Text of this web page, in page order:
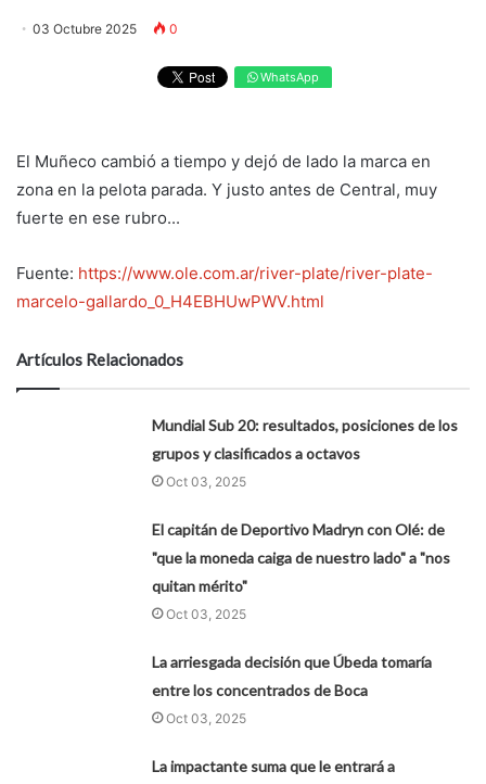
03 Octubre 2025 0
WhatsApp
El Muñeco cambió a tiempo y dejó de lado la marca en
zona en la pelota parada. Y justo antes de Central, muy
fuerte en ese rubro...
Fuente: https://www.ole.com.ar/river-plate/river-plate-
marcelo-gallardo_0_H4EBHUwPWV.html
Artículos Relacionados
Mundial Sub 20: resultados, posiciones de los
grupos y clasificados a octavos
Oct 03, 2025
El capitán de Deportivo Madryn con Olé: de
"que la moneda caiga de nuestro lado" a "nos
quitan mérito"
Oct 03, 2025
La arriesgada decisión que Úbeda tomaría
entre los concentrados de Boca
Oct 03, 2025
La impactante suma que le entrará a